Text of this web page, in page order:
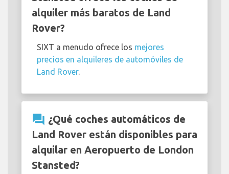
alquiler más baratos de Land
Rover?
SIXT a menudo ofrece los mejores
precios en alquileres de automóviles de
Land Rover.
question_answer ¿Qué coches automáticos de
Land Rover están disponibles para
alquilar en Aeropuerto de London
Stansted?